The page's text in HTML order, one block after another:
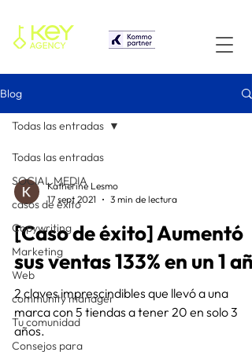
Blog
Todas las entradas
SOCIAL MEDIA
casos de éxito
Copywriting
Marketing
Web
community manager
Tu comunidad
Consejos para
Todas las entradas
Katherine Lesmo
17 sept 2021
3 min de lectura
[Caso de éxito] Aumentó
sus ventas 133% en un 1 año
2 claves imprescindibles que llevó a una
marca con 5 tiendas a tener 20 en solo 3
años.